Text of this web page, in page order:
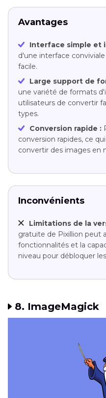
Avantages
Interface simple et
d'une interface
facile.
Large support de
une variété de formats
utilisateurs de convertir
types.
Conversion rapide :
conversion rapides, ce
convertir des images en
Inconvénients
Limitations de la
gratuite de Pixillion peut
fonctionnalités et la
niveau pour débloquer
8. ImageMagick